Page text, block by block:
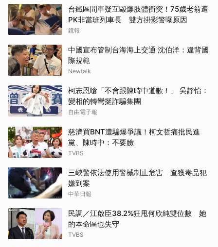
台鐵區間車疑互毆爆肢體衝突！75歲老翁遭
PK非當班列車長 雙方掛彩警曝原因
鏡報
中國宣布管制台海海上交通 沈伯洋：違背國
際規範
Newtalk
柯志恩嗆「不會跟陳時中道歉！」 吳靜怡：
變相的轉彎挺詐騙集團
自由電子報
慈濟買BNT遭騙爆爭議！柯文哲痛批民進
黨、陳時中：不要臉
TVBS
三峽警依法使用警械制止危害 查獲毒品犯
嫌到案
中華日報
民調／江啟臣38.2%狂甩何欣純雙位數 她
的本命區也失守
TVBS